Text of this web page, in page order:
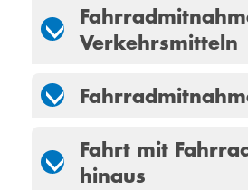
Verkehrsmitteln
Fahrt mit
hinaus